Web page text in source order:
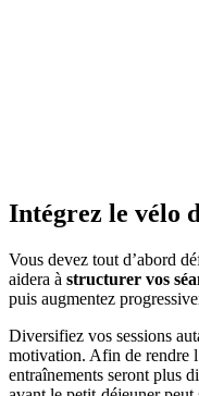
Intégrez le vélo
Vous devez tout d’abord
aidera à structurer vos
puis augmentez
Diversifiez vos sessions
motivation. Afin de rendre
entraînements seront plus